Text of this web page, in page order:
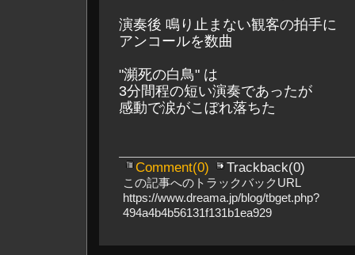
演奏後 鳴り止まない観客の拍手に
アンコールを数曲
"瀕死の白鳥" は
3分間程の短い演奏であったが
感動で涙がこぼれ落ちた
Comment(0) Trackback(0)
この記事へのトラックバックURL
https://www.dreama.jp/blog/tbget.php?
494a4b4b56131f131b1ea929